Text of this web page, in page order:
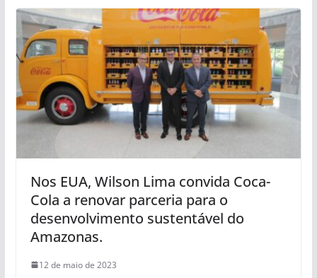
Nos EUA, Wilson Lima convida Coca-
Cola a renovar parceria para o
desenvolvimento sustentável do
Amazonas.
12 de maio de 2023